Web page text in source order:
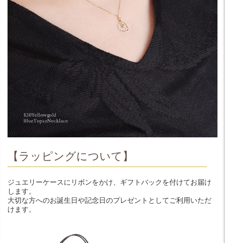
【ラッピングについて】
ジュエリーケースにリボンをかけ、ギフトバックを付けてお届け
します。
大切な方へのお誕生日や記念日のプレゼントとしてご利用いただ
けます。